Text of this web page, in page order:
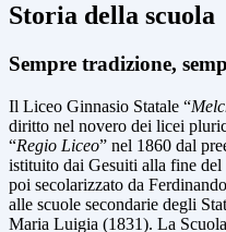
Storia della scuola
Sempre tradizione,
Il Liceo Ginnasio Statale “
diritto nel novero dei licei
“Regio Liceo” nel 1860 dal
istituito dai Gesuiti alla fine del
poi secolarizzato da
alle scuole secondarie degli
Maria Luigia (1831). La